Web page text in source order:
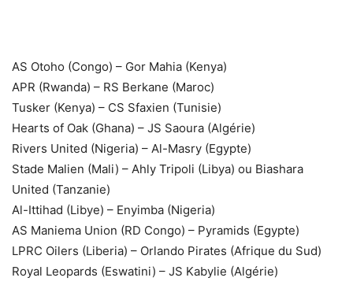
AS Otoho (Congo) – Gor Mahia (Kenya)
APR (Rwanda) – RS Berkane (Maroc)
Tusker (Kenya) – CS Sfaxien (Tunisie)
Hearts of Oak (Ghana) – JS Saoura (Algérie)
Rivers United (Nigeria) – Al-Masry (Egypte)
Stade Malien (Mali) – Ahly Tripoli (Libya) ou Biashara
United (Tanzanie)
Al-Ittihad (Libye) – Enyimba (Nigeria)
AS Maniema Union (RD Congo) – Pyramids (Egypte)
LPRC Oilers (Liberia) – Orlando Pirates (Afrique du Sud)
Royal Leopards (Eswatini) – JS Kabylie (Algérie)